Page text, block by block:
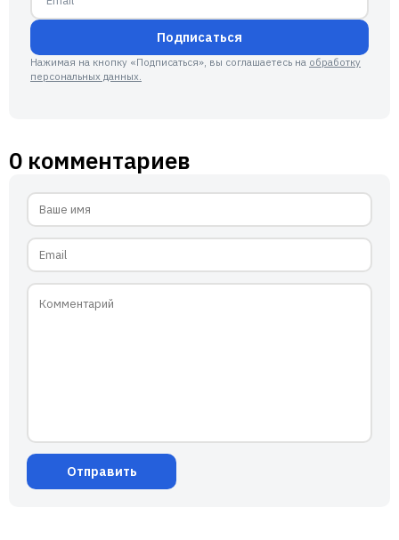
Подписаться
Нажимая на кнопку «Подписаться», вы соглашаетесь на обработку
персональных данных.
0 комментариев
Отправить